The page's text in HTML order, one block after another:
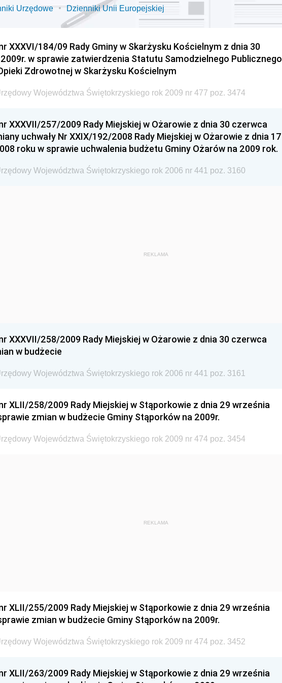
Urzędowe Dzienniki Unii Europejskiej
XXXVI/184/09 Rady Gminy w Skarżysku Kościelnym z dnia 30
w sprawie zatwierdzenia Statutu Samodzielnego Publicznego
Zdrowotnej w Skarżysku Kościelnym
Województwa Świętokrzyskiego rok 2009 nr 477 poz. 3474
XXXVII/257/2009 Rady Miejskiej w Ożarowie z dnia 30 czerwca
uchwały Nr XXIX/192/2008 Rady Miejskiej w Ożarowie z dnia 17
roku w sprawie uchwalenia budżetu Gminy Ożarów na 2009 rok.
Województwa Świętokrzyskiego rok 2006 nr 441 poz. 3160
REKLAMA
XXXVII/258/2009 Rady Miejskiej w Ożarowie z dnia 30 czerwca
w budżecie
Województwa Świętokrzyskiego rok 2006 nr 441 poz. 3161
XLII/258/2009 Rady Miejskiej w Stąporkowie z dnia 29 września
zmian w budżecie Gminy Stąporków na 2009r.
Województwa Świętokrzyskiego rok 2009 nr 474 poz. 3454
REKLAMA
XLII/255/2009 Rady Miejskiej w Stąporkowie z dnia 29 września
zmian w budżecie Gminy Stąporków na 2009r.
Województwa Świętokrzyskiego rok 2009 nr 474 poz. 3452
XLII/263/2009 Rady Miejskiej w Stąporkowie z dnia 29 września